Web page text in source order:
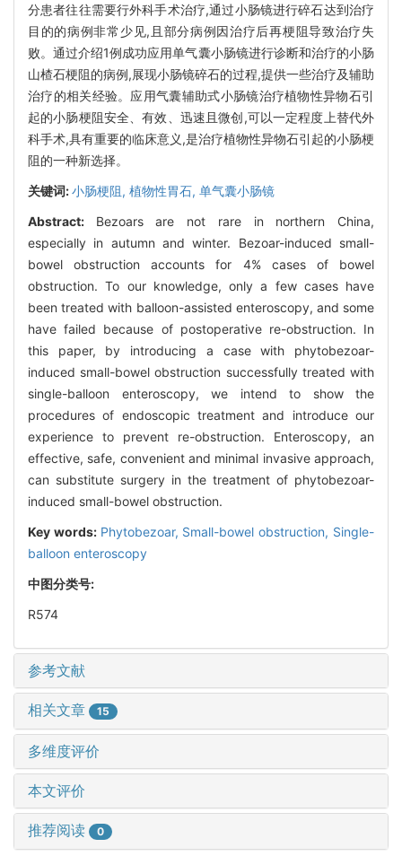
分患者往往需要行外科手术治疗,通过小肠镜进行碎石达到治疗
目的的病例非常少见,且部分病例因治疗后再梗阻导致治疗失
败。通过介绍1例成功应用单气囊小肠镜进行诊断和治疗的小肠
山楂石梗阻的病例,展现小肠镜碎石的过程,提供一些治疗及辅助
治疗的相关经验。应用气囊辅助式小肠镜治疗植物性异物石引
起的小肠梗阻安全、有效、迅速且微创,可以一定程度上替代外
科手术,具有重要的临床意义,是治疗植物性异物石引起的小肠梗
阻的一种新选择。
关键词:小肠梗阻, 植物性胃石, 单气囊小肠镜
Abstract: Bezoars are not rare in northern China,
especially in autumn and winter. Bezoar-induced small-
bowel obstruction accounts for 4% cases of bowel
obstruction. To our knowledge, only a few cases have
been treated with balloon-assisted enteroscopy, and some
have failed because of postoperative re-obstruction. In
this paper, by introducing a case with phytobezoar-
induced small-bowel obstruction successfully treated with
single-balloon enteroscopy, we intend to show the
procedures of endoscopic treatment and introduce our
experience to prevent re-obstruction. Enteroscopy, an
effective, safe, convenient and minimal invasive approach,
can substitute surgery in the treatment of phytobezoar-
induced small-bowel obstruction.
Key words: Phytobezoar, Small-bowel obstruction, Single-
balloon enteroscopy
中图分类号:
R574
参考文献
相关文章 15
多维度评价
本文评价
推荐阅读 0